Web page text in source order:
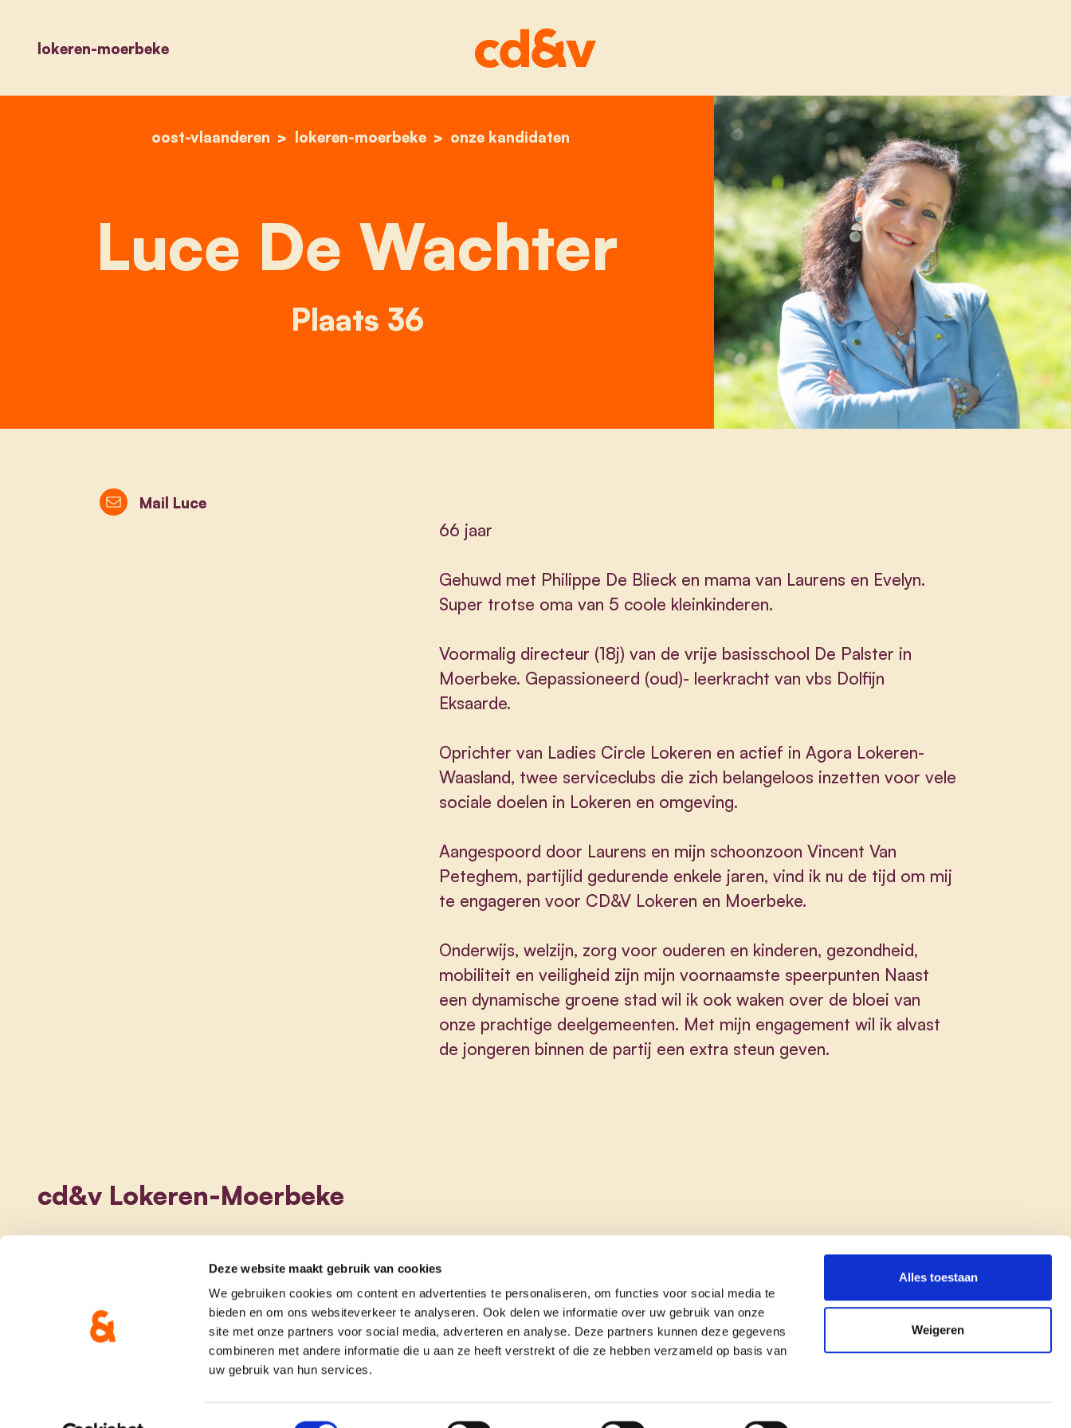
Deze website maakt gebruik van cookies
We gebruiken cookies om content en advertenties te personaliseren, om functies voor social media te
bieden en om ons websiteverkeer te analyseren. Ook delen we informatie over uw gebruik van onze
site met onze partners voor social media, adverteren en analyse. Deze partners kunnen deze gegevens
combineren met andere informatie die u aan ze heeft verstrekt of die ze hebben verzameld op basis van
uw gebruik van hun services.
Toestemmingsselectie
Alles toestaan
Weigeren
lokeren-moerbeke
home
oost-vlaanderen lokeren-moerbeke onze kandidaten
luce de wachter
Luce De Wachter
Plaats 36
66 jaar
Gehuwd met Philippe De Blieck en mama van Laurens en Evelyn.
Super trotse oma van 5 coole kleinkinderen.
Voormalig directeur (18j) van de vrije basisschool De Palster in
Moerbeke. Gepassioneerd (oud)- leerkracht van vbs Dolfijn
Eksaarde.
Oprichter van Ladies Circle Lokeren en actief in Agora Lokeren-
Waasland, twee serviceclubs die zich belangeloos inzetten voor vele
sociale doelen in Lokeren en omgeving.
Aangespoord door Laurens en mijn schoonzoon Vincent Van
Peteghem, partijlid gedurende enkele jaren, vind ik nu de tijd om mij
te engageren voor CD&V Lokeren en Moerbeke.
Onderwijs, welzijn, zorg voor ouderen en kinderen, gezondheid,
mobiliteit en veiligheid zijn mijn voornaamste speerpunten Naast
een dynamische groene stad wil ik ook waken over de bloei van
onze prachtige deelgemeenten. Met mijn engagement wil ik alvast
de jongeren binnen de partij een extra steun geven.
Mail Luce
cd&v Lokeren-Moerbeke
onze partij doe mee contact